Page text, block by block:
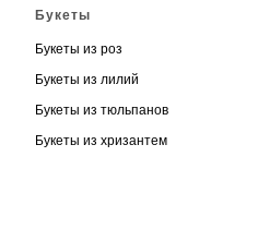
Букеты
Букеты из роз
Букеты из лилий
Букеты из тюльпанов
Букеты из хризантем